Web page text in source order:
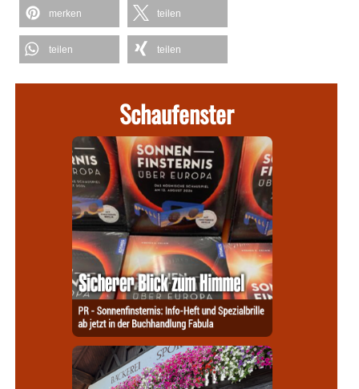
merken teilen
teilen teilen
Schaufenster